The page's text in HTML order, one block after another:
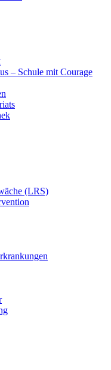
– Schule mit Courage
(LRS)